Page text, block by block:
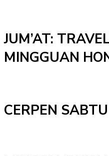
JUM’AT:
MINGGUAN
CERPEN SABTU